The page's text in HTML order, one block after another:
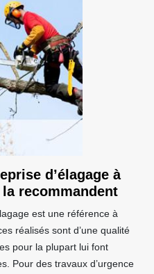
d’élagage à
recommandent
est une référence à
réalisés sont d’une qualité
pour la plupart lui font
Pour des travaux d’urgence